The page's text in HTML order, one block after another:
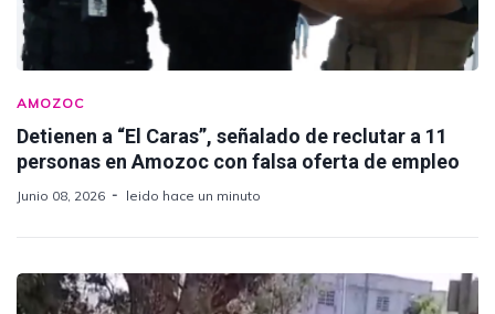
AMOZOC
Detienen a “El Caras”, señalado de reclutar a 11
personas en Amozoc con falsa oferta de empleo
Junio 08, 2026 leido hace un minuto